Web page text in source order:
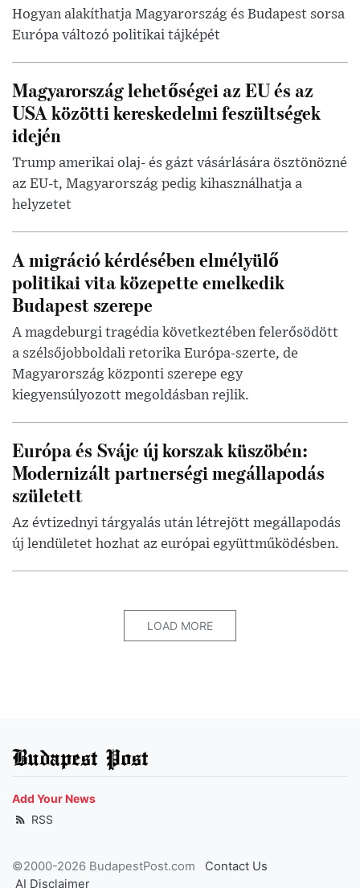
Hogyan alakíthatja Magyarország és Budapest sorsa
Európa változó politikai tájképét
Magyarország lehetőségei az EU és az
USA közötti kereskedelmi feszültségek
idején
Trump amerikai olaj- és gázt vásárlására ösztönözné
az EU-t, Magyarország pedig kihasználhatja a
helyzetet
A migráció kérdésében elmélyülő
politikai vita közepette emelkedik
Budapest szerepe
A magdeburgi tragédia következtében felerősödött
a szélsőjobboldali retorika Európa-szerte, de
Magyarország központi szerepe egy
kiegyensúlyozott megoldásban rejlik.
Európa és Svájc új korszak küszöbén:
Modernizált partnerségi megállapodás
született
Az évtizednyi tárgyalás után létrejött megállapodás
új lendületet hozhat az európai együttműködésben.
LOAD MORE
Budapest Post
Add Your News
RSS
©2000-2026 BudapestPost.com
Contact Us
AI Disclaimer